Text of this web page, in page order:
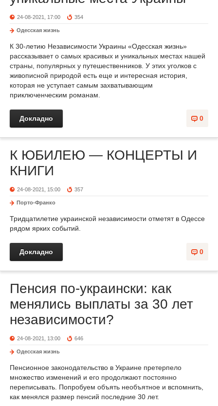
24-08-2021, 17:00 354
Одесская жизнь
К 30-летию Независимости Украины «Одесская жизнь»
рассказывает о самых красивых и уникальных местах нашей
страны, популярных у путешественников. У этих уголков с
живописной природой есть еще и интересная история,
которая не уступает самым захватывающим
приключенческим романам.
0
Докладно
К ЮБИЛЕЮ — КОНЦЕРТЫ И
КНИГИ
24-08-2021, 15:00 357
Порто-Франко
Тридцатилетие украинской независимости отметят в Одессе
рядом ярких событий.
0
Докладно
Пенсия по-украински: как
менялись выплаты за 30 лет
независимости?
24-08-2021, 13:00 646
Одесская жизнь
Пенсионное законодательство в Украине претерпело
множество изменений и его продолжают постоянно
переписывать. Попробуем объять необъятное и вспомнить,
как менялся размер пенсий последние 30 лет.